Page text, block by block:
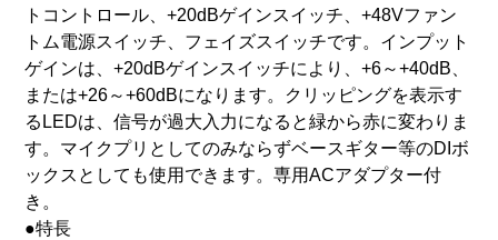
トコントロール、+20dBゲインスイッチ、+48Vファン
トム電源スイッチ、フェイズスイッチです。インプット
ゲインは、+20dBゲインスイッチにより、+6～+40dB、
または+26～+60dBになります。クリッピングを表示す
るLEDは、信号が過大入力になると緑から赤に変わりま
す。マイクプリとしてのみならずベースギター等のDIボ
ックスとしても使用できます。専用ACアダプター付
き。
●特長